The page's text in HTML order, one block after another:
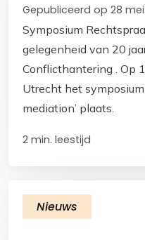
Gepubliceerd op 28 mei
Symposium
gelegenheid van 20
Conflicthantering . Op
Utrecht het
mediation’ plaats.
2 min. leestijd
Nieuws